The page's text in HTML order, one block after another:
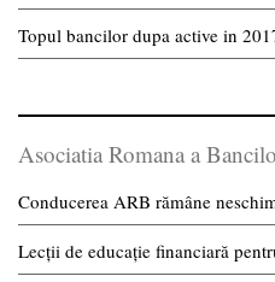
Topul bancilor dupa active in
Asociatia Romana a
Conducerea ARB rămâne
Lecții de educație financiară